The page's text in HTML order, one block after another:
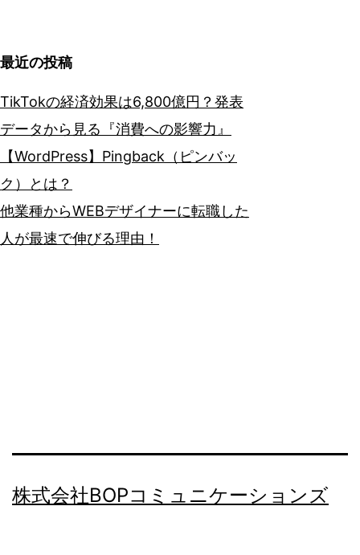
最近の投稿
TikTokの経済効果は6,800億円？発表
データから見る『消費への影響力』
【WordPress】Pingback（ピンバッ
ク）とは？
他業種からWEBデザイナーに転職した
人が最速で伸びる理由！
株式会社BOPコミュニケーションズ